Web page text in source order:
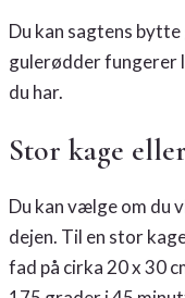
Du kan sagtens
gulerødder fungerer
du har.
Stor kage
Du kan vælge om du
dejen. Til en stor
fad på cirka 20 x 30